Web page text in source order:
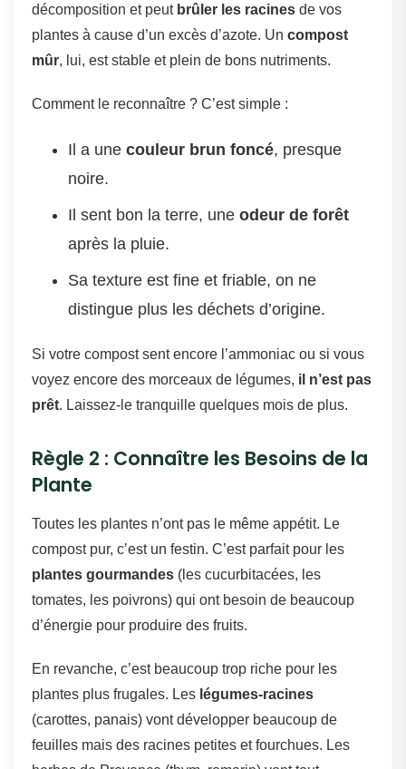
décomposition et peut brûler les racines de vos
plantes à cause d’un excès d’azote. Un compost
mûr, lui, est stable et plein de bons nutriments.
Comment le reconnaître ? C’est simple :
Il a une couleur brun foncé, presque
noire.
Il sent bon la terre, une odeur de forêt
après la pluie.
Sa texture est fine et friable, on ne
distingue plus les déchets d’origine.
Si votre compost sent encore l’ammoniac ou si vous
voyez encore des morceaux de légumes, il n’est pas
prêt. Laissez-le tranquille quelques mois de plus.
Règle 2 : Connaître les Besoins de la
Plante
Toutes les plantes n’ont pas le même appétit. Le
compost pur, c’est un festin. C’est parfait pour les
plantes gourmandes (les cucurbitacées, les
tomates, les poivrons) qui ont besoin de beaucoup
d’énergie pour produire des fruits.
En revanche, c’est beaucoup trop riche pour les
plantes plus frugales. Les légumes-racines
(carottes, panais) vont développer beaucoup de
feuilles mais des racines petites et fourchues. Les